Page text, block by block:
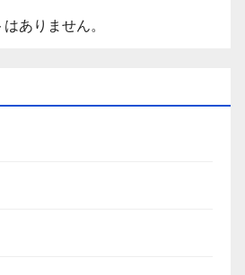
ありません。